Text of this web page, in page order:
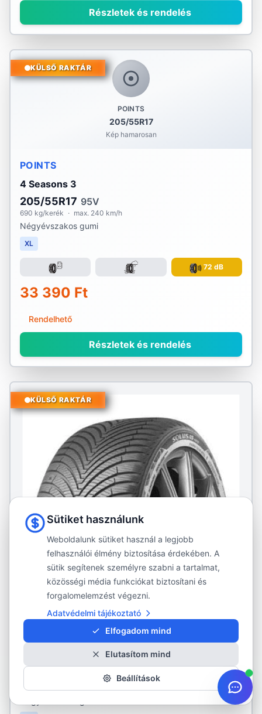
Részletek és rendelés
POINTS
205/55R17
Kép hamarosan
KÜLSŐ RAKTÁR
POINTS
4 Seasons 3
205/55R17 95V
690 kg/kerék · max. 240 km/h
Négyévszakos gumi
XL
72 dB
33 390 Ft
Rendelhető
Részletek és rendelés
KÜLSŐ RAKTÁR
KUMHO
SOLUS 4S HA32
690 kg/kerék · max. 240 km/h
Sütiket használunk
Weboldalunk sütiket használ a legjobb
felhasználói élmény biztosítása érdekében. A
sütik segítenek személyre szabni a tartalmat,
közösségi média funkciókat biztosítani és
forgalomelemzést végezni.
Adatvédelmi tájékoztató
Elfogadom mind
Elutasítom mind
Beállítások